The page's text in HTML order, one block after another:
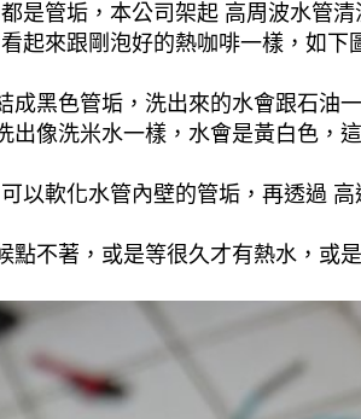
是管垢，本公司架起 高周波水管
起來跟剛泡好的熱咖啡一樣，如下
黑色管垢，洗出來的水會跟石油
像洗米水一樣，水會是黃白色，
以軟化水管內壁的管垢，再透過
不著，或是等很久才有熱水，或